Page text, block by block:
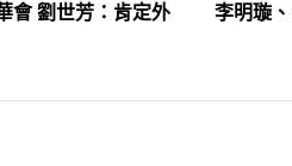
會 劉世芳：肯定外
李明璇